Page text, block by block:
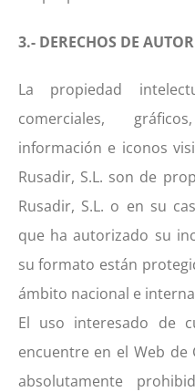
3.- DERECHOS DE
La propiedad
comerciales,
información e iconos
Rusadir, S.L. son de
Rusadir, S.L. o en su
que ha autorizado su
su formato están
ámbito nacional e
El uso interesado de
encuentre en el Web de
absolutamente